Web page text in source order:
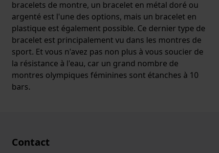
bracelets de montre, un bracelet en métal doré ou
argenté est l'une des options, mais un bracelet en
plastique est également possible. Ce dernier type de
bracelet est principalement vu dans les montres de
sport. Et vous n'avez pas non plus à vous soucier de
la résistance à l'eau, car un grand nombre de
montres olympiques féminines sont étanches à 10
bars.
Contact